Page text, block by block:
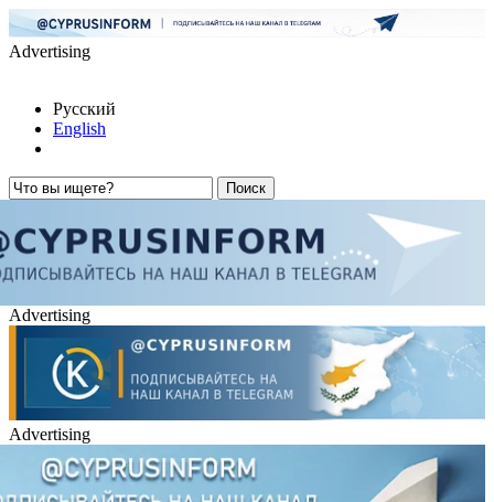
Advertising
Русский
English
Advertising
Advertising